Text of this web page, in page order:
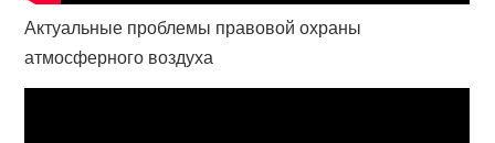
Актуальные проблемы правовой охраны
атмосферного воздуха